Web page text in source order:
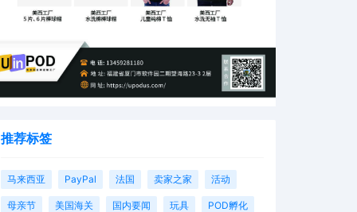
推荐标签
马来西亚 PayPal 法国 卖家之家 活动
母亲节 美国海关 国内要闻 玩具 POD孵化